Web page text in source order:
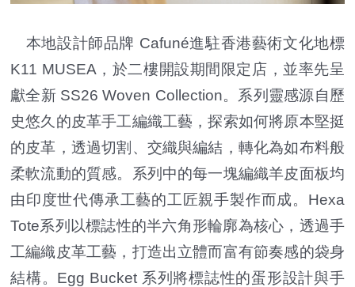
本地設計師品牌 Cafuné進駐香港藝術文化地標
K11 MUSEA，於二樓開設期間限定店，並率先呈
獻全新 SS26 Woven Collection。系列靈感源自歷
史悠久的皮革手工編織工藝，探索如何將原本堅挺
的皮革，透過切割、交織與編結，轉化為如布料般
柔軟流動的質感。系列中的每一塊編織羊皮面板均
由印度世代傳承工藝的工匠親手製作而成。Hexa
Tote系列以標誌性的半六角形輪廓為核心，透過手
工編織皮革工藝，打造出立體而富有節奏感的袋身
結構。Egg Bucket 系列將標誌性的蛋形設計與手